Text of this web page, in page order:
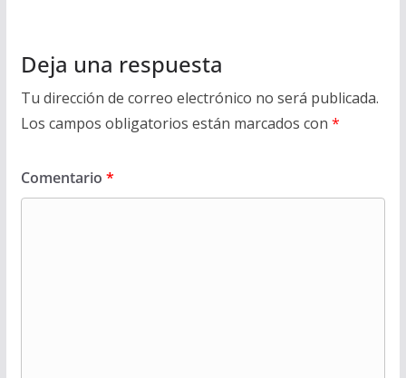
Deja una respuesta
Tu dirección de correo electrónico no será publicada.
Los campos obligatorios están marcados con *
Comentario *